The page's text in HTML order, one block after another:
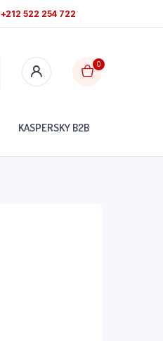
+212 522 254 722
0
KASPERSKY B2B